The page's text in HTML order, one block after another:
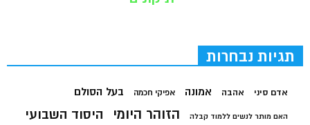
תגיות נבחרות
אדם סיני אהבה אמונה אפיקי חכמה בעל הסולם
האם מותר לנשים ללמוד קבלה הזוהר היומי היסוד השבועי